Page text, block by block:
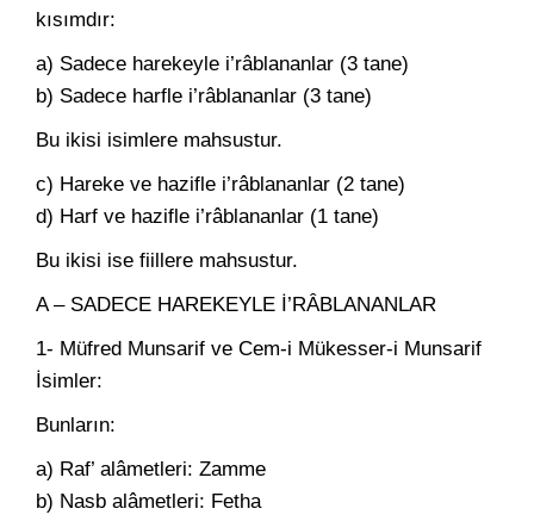
kısımdır:
a) Sadece harekeyle i’râblananlar (3 tane)
b) Sadece harfle i’râblananlar (3 tane)
Bu ikisi isimlere mahsustur.
c) Hareke ve hazifle i’râblananlar (2 tane)
d) Harf ve hazifle i’râblananlar (1 tane)
Bu ikisi ise fiillere mahsustur.
A – SADECE HAREKEYLE İ’RÂBLANANLAR
1- Müfred Munsarif ve Cem-i Mükesser-i Munsarif
İsimler:
Bunların:
a) Raf’ alâmetleri: Zamme
b) Nasb alâmetleri: Fetha